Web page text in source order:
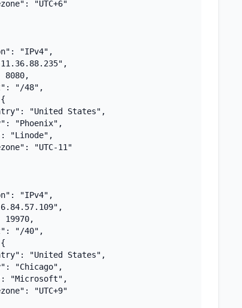
"UTC+6"
"IPv4",
8080,
"/48",
"United States",
"Phoenix",
"Linode",
"UTC-11"
"IPv4",
19970,
"/40",
"United States",
"Chicago",
"Microsoft",
"UTC+9"